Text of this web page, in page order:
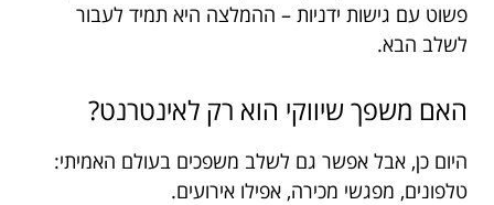
פשוט עם גישות ידניות – ההמלצה היא תמיד לעבור
לשלב הבא.
האם משפך שיווקי הוא רק לאינטרנט?
היום כן, אבל אפשר גם לשלב משפכים בעולם האמיתי:
טלפונים, מפגשי מכירה, אפילו אירועים.